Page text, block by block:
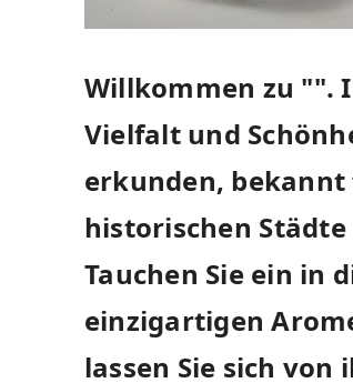
Willkommen zu "".
Vielfalt und
erkunden,
historischen⁣
⁤Tauchen Sie ‌ein in⁣
einzigartigen
lassen Sie sich